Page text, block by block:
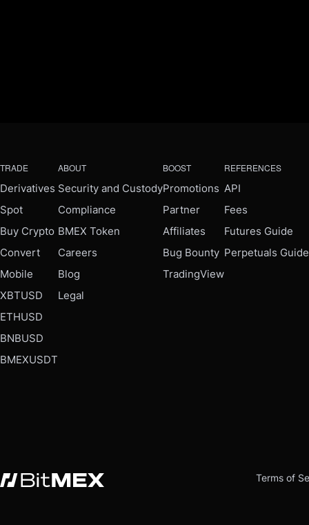
TRADE
Derivatives
Spot
Buy Crypto
Convert
Mobile
XBTUSD
ETHUSD
BNBUSD
BMEXUSDT
ABOUT
Security and Custody
Compliance
BMEX Token
Careers
Blog
Legal
BOOST
Promotions
Partner
Affiliates
Bug Bounty
TradingView
REFERENCES
API
Fees
Futures Guide
Perpetuals Guide
Terms of